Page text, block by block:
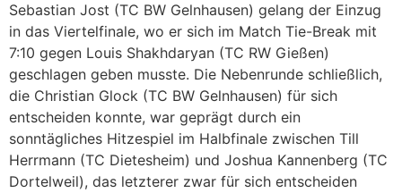
Sebastian Jost (TC BW Gelnhausen) gelang der Einzug
in das Viertelfinale, wo er sich im Match Tie-Break mit
7:10 gegen Louis Shakhdaryan (TC RW Gießen)
geschlagen geben musste. Die Nebenrunde schließlich,
die Christian Glock (TC BW Gelnhausen) für sich
entscheiden konnte, war geprägt durch ein
sonntägliches Hitzespiel im Halbfinale zwischen Till
Herrmann (TC Dietesheim) und Joshua Kannenberg (TC
Dortelweil), das letzterer zwar für sich entscheiden